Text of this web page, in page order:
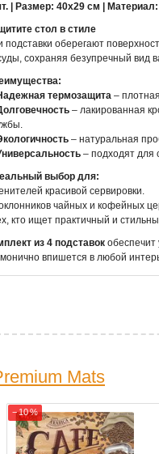
| Размер: 40х29 см |
стол в стиле
подставки оберегают
сохраняя безупречный вид
термозащита –
– лакированная
– натуральная
– подходят для
выбор для:
красивой сервировки.
чайных и кофейных
кто ищет практичный и
из 4 подставок обеспечит
впишется в любой
Mats
− 10 %